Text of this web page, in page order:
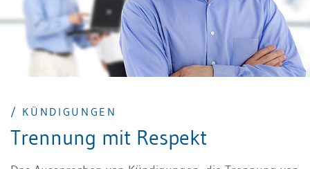
/ KÜNDIGUNGEN
Trennung mit Respekt